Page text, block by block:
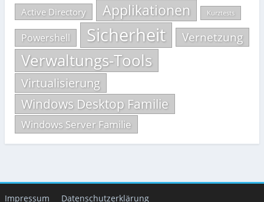
Active Directory Applikationen Kurztests
Powershell Sicherheit Vernetzung
Verwaltungs-Tools
Virtualisierung
Windows Desktop Familie
Windows Server Familie
Impressum Datenschutzerklärung